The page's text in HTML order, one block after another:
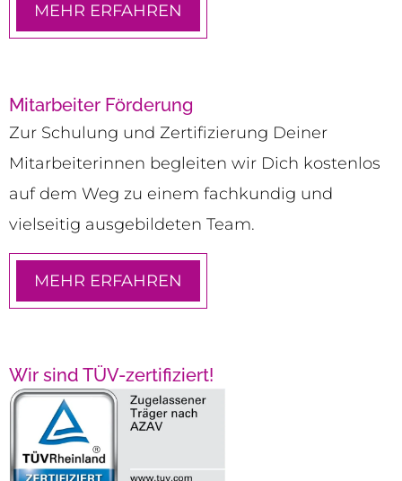
MEHR ERFAHREN
Mitarbeiter Förderung
Zur Schulung und Zertifizierung Deiner
Mitarbeiterinnen begleiten wir Dich kostenlos
auf dem Weg zu einem fachkundig und
vielseitig ausgebildeten Team.
MEHR ERFAHREN
Wir sind TÜV-zertifiziert!